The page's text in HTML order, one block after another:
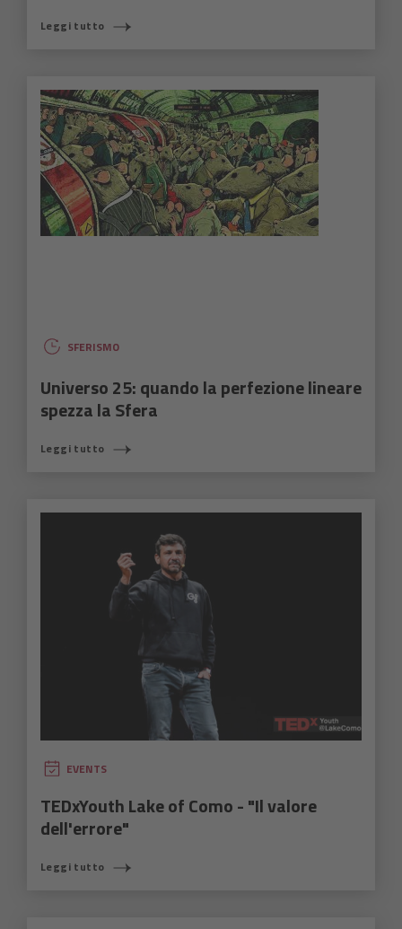
Leggi tutto
SFERISMO
Universo 25: quando la perfezione lineare
spezza la Sfera
Leggi tutto
EVENTS
TEDxYouth Lake of Como - "Il valore
dell'errore"
Leggi tutto